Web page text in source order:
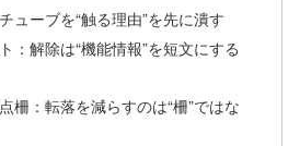
ューブを“触る理由”を先に潰す
：解除は“機能情報”を短文にする
柵：転落を減らすのは“柵”ではな